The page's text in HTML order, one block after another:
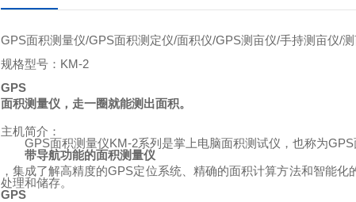
GPS面积测量仪/GPS面积测定仪/面积仪/GPS测亩仪/手持测亩仪/
规格型号： KM-2
GPS
面积测量仪，走一圈就能测出面积。
主机简介：
GPS面积测量仪KM-2系列是掌上电脑面积测试仪，也称为GPS
带导航功能的面积测量仪
，集成了解高精度的GPS定位系统、精确的面积计算方法和智能
处理和储存。
GPS